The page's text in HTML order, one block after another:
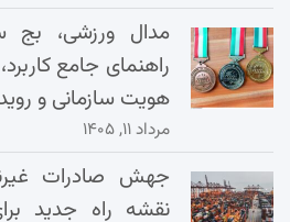
مدال ورزشی، بج
راهنمای جامع
هویت سازمانی و
مرداد ۱۱, ۱۴۰۵
جهش صادرات
نقشه راه جدید